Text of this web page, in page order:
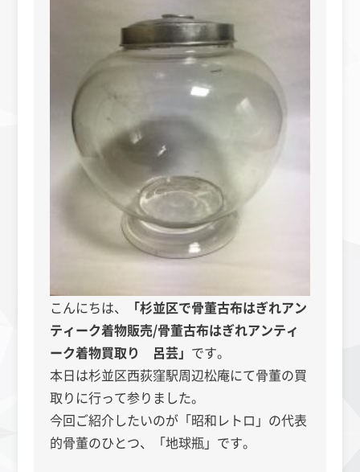
こんにちは、
「杉並区で骨董古布はぎれアン
ティーク着物販売/骨董古布はぎれアンティ
ーク着物買取り 呂芸」 です。
本日は杉並区西荻窪駅周辺松庵にて骨董の買
取りに行って参りました。
今回ご紹介したいのが「昭和レトロ」の代表
的骨董のひとつ、「地球瓶」です。